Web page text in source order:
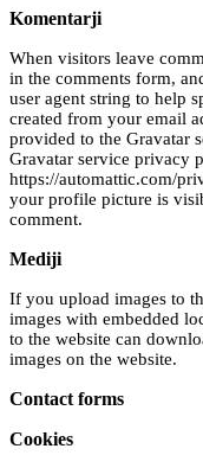
Komentarji
When visitors leave
in the comments form,
user agent string to help
created from your email
provided to the Gravatar
Gravatar service privacy
https://automattic.com/
your profile picture is
comment.
Mediji
If you upload images to
images with embedded
to the website can
images on the website.
Contact forms
Cookies